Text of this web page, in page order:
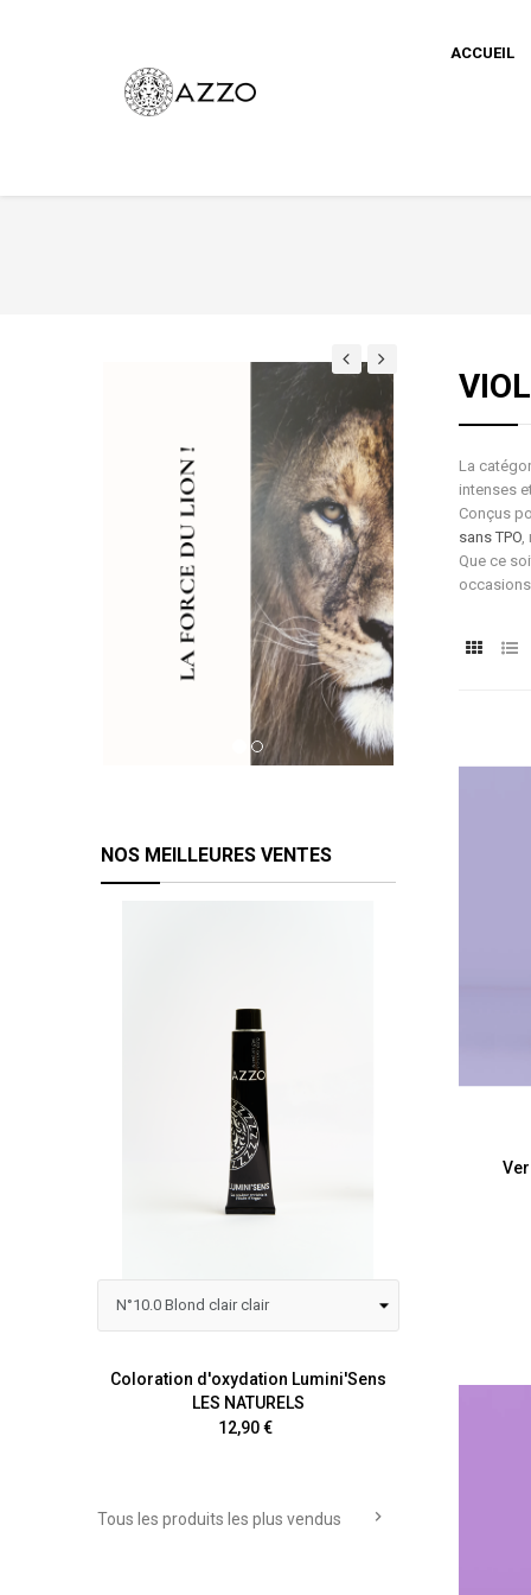
ACCUEIL
NOS MEILLEURES VENTES
Coloration d'oxydation Lumini'Sens
LES NATURELS
Prix
12,90 €
Tous les produits les plus vendus 
La
intenses
Conçus
sans TPO,
Que ce